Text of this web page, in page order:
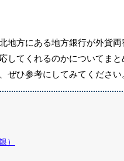
地方にある地方銀行が外貨
してくれるのかについてま
ぜひ参考にしてみてください
）